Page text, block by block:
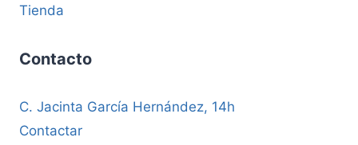
Tienda
Contacto
C. Jacinta García Hernández, 14h
Contactar